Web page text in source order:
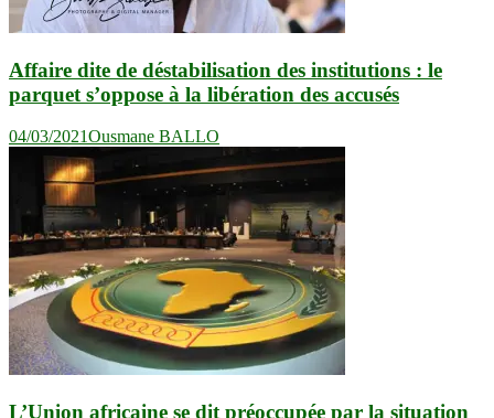
Affaire dite de déstabilisation des institutions : le
parquet s’oppose à la libération des accusés
04/03/2021Ousmane BALLO
L’Union africaine se dit préoccupée par la situation